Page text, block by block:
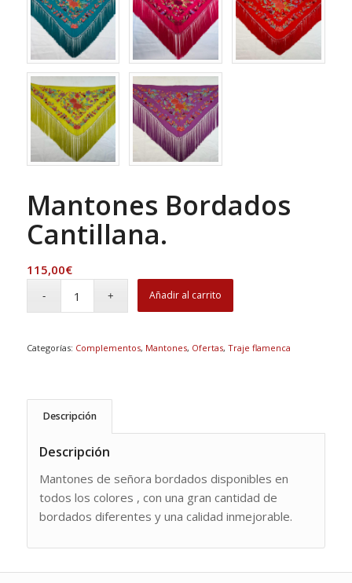
Mantones Bordados
Cantillana.
115,00€
Añadir al carrito
Categorías: Complementos, Mantones, Ofertas, Traje flamenca
Descripción
Descripción
Mantones de señora bordados disponibles en
todos los colores , con una gran cantidad de
bordados diferentes y una calidad inmejorable.